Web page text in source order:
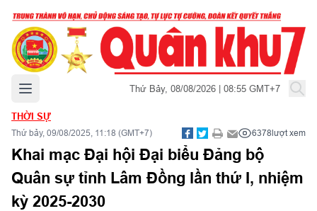
Mở menu chính Thứ Bảy, 08/08/2026 | 08:55 GMT+7
THỜI SỰ
Thứ bảy, 09/08/2025, 11:18 (GMT+7) 6378lượt xem
Khai mạc Đại hội Đại biểu Đảng bộ
Quân sự tỉnh Lâm Đồng lần thứ I, nhiệm
kỳ 2025-2030